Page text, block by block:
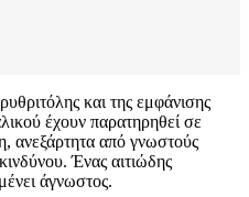
και της εμφάνισης
έχουν παρατηρηθεί σε
ανεξάρτητα από γνωστούς
Ένας αιτιώδης
άγνωστος.